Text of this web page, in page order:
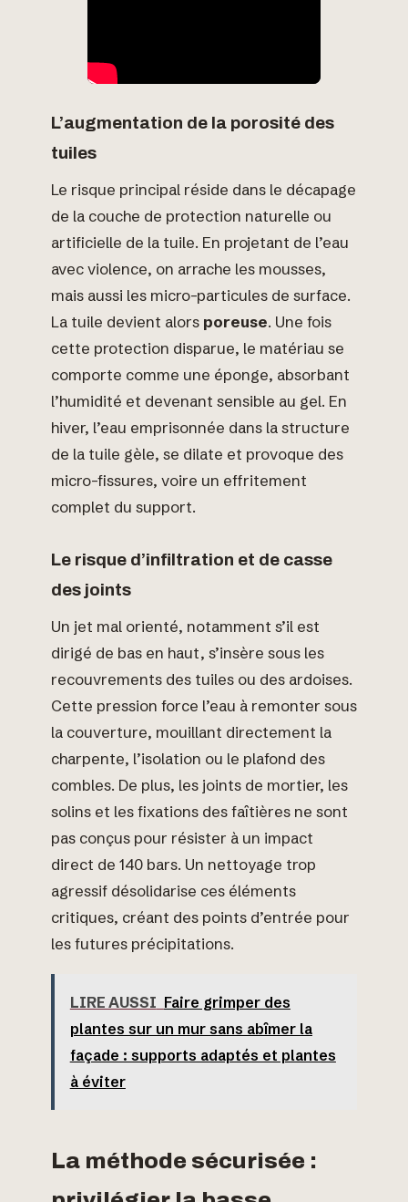
L’augmentation de la porosité des
tuiles
Le risque principal réside dans le décapage
de la couche de protection naturelle ou
artificielle de la tuile. En projetant de l’eau
avec violence, on arrache les mousses,
mais aussi les micro-particules de surface.
La tuile devient alors poreuse. Une fois
cette protection disparue, le matériau se
comporte comme une éponge, absorbant
l’humidité et devenant sensible au gel. En
hiver, l’eau emprisonnée dans la structure
de la tuile gèle, se dilate et provoque des
micro-fissures, voire un effritement
complet du support.
Le risque d’infiltration et de casse
des joints
Un jet mal orienté, notamment s’il est
dirigé de bas en haut, s’insère sous les
recouvrements des tuiles ou des ardoises.
Cette pression force l’eau à remonter sous
la couverture, mouillant directement la
charpente, l’isolation ou le plafond des
combles. De plus, les joints de mortier, les
solins et les fixations des faîtières ne sont
pas conçus pour résister à un impact
direct de 140 bars. Un nettoyage trop
agressif désolidarise ces éléments
critiques, créant des points d’entrée pour
les futures précipitations.
LIRE AUSSI Faire grimper des
plantes sur un mur sans abîmer la
façade : supports adaptés et plantes
à éviter
La méthode sécurisée :